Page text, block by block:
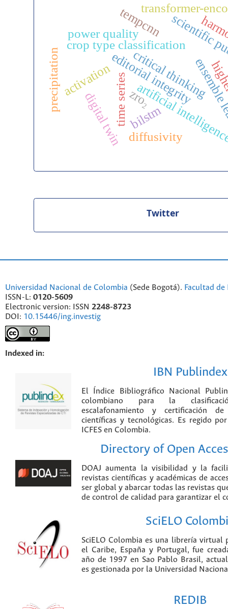
artificial
scientific
editorial integrity
crop type classification
time series
tempcnn
bilstm
transformer-
activation
diffusivity
critical thinking
power quality
digital twin
precipitation zro₂
Twitter
Universidad Nacional de Colombia (Sede Bogotá). Facultad
ISSN-L: 0120-5609
Electronic version: ISSN 2248-8723
DOI: 10.15446/ing.investig
Indexed in:
IBN Publindex
El Índice Bibliográfico Nacional
colombiano para la
escalafonamiento y certificación
científicas y tecnológicas. Es regido
ICFES en Colombia.
Directory of Open
DOAJ aumenta la visibilidad y la
revistas científicas y académicas de
ser global y abarcar todas las revistas
de control de calidad para garantizar el
SciELO
SciELO Colombia es una librería virtual
el Caribe, España y Portugal, fue
año de 1997 en Sao Pablo Brasil,
es gestionada por la Universidad
REDIB